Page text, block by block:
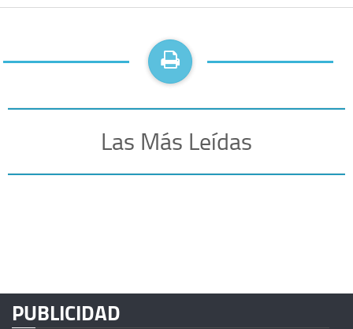
Las Más Leídas
PUBLICIDAD